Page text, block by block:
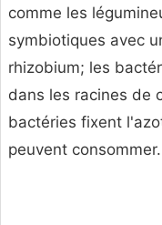
comme les
symbiotiques avec
rhizobium; les
dans les racines de
bactéries fixent
peuvent consommer.